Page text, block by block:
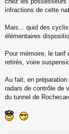
infractions de cette
Mais... quid des
élémentaires
Pour mémoire, le tarif
retirés, voire
Au fait, en
radars de contrôle de
du tunnel de